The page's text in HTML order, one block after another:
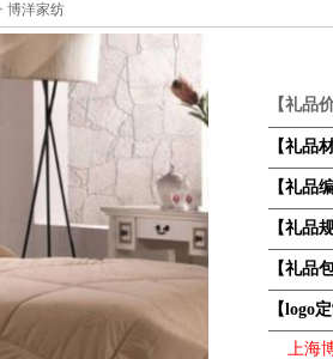
博洋家纺
【礼品
【礼品
【礼品
【礼品
【礼品
【logo
上海博